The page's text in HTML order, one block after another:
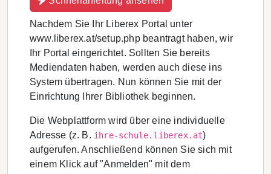
Nachdem Sie Ihr Liberex Portal unter
www.liberex.at/setup.php beantragt haben, wir
Ihr Portal eingerichtet. Sollten Sie bereits
Mediendaten haben, werden auch diese ins
System übertragen. Nun können Sie mit der
Einrichtung Ihrer Bibliothek beginnen.
Die Webplattform wird über eine individuelle
Adresse (z. B. ihre-schule.liberex.at)
aufgerufen. Anschließend können Sie sich mit
einem Klick auf "Anmelden" mit dem